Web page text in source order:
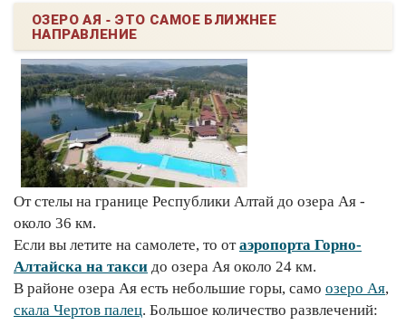
ОЗЕРО АЯ - ЭТО САМОЕ БЛИЖНЕЕ
НАПРАВЛЕНИЕ
От стелы на границе Республики Алтай до озера Ая -
около 36 км.
Если вы летите на самолете, то отаэропорта Горно-
Алтайска на такси до озера Ая около 24 км.
В районе озера Ая есть небольшие горы, само озеро Ая,
скала Чертов палец. Большое количество развлечений: